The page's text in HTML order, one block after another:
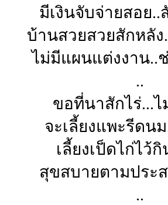
มีเงินจับจ่ายสอย
บ้านสวยสวยสักหลั
ไม่มีแผนแต่งงาน..
..
ขอที่นาสักไร่...ไ
จะเลี้ยงแพะรีดน
เลี้ยงเป็ดไก่ไว้
สุขสบายตามประ
..